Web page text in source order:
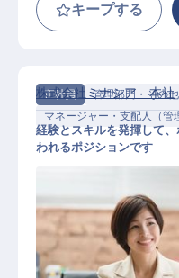
キープする
正社員
管理部門・その他
マネージャー・支配人（管
株式会社ミナシア 本社
経験とスキルを発揮して
われるポジションです